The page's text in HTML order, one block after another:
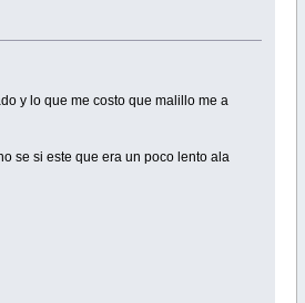
y lo que me costo que malillo me a
se si este que era un poco lento ala